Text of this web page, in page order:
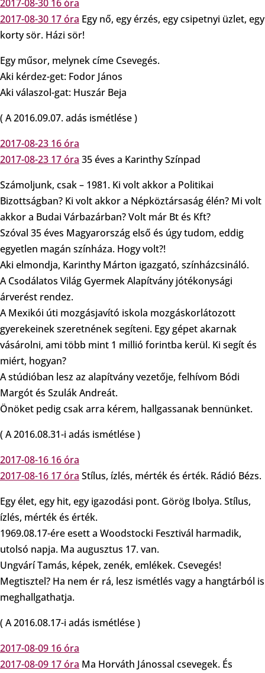
2017-08-30 16 óra
2017-08-30 17 óra Egy nő, egy érzés, egy csipetnyi üzlet, egy
korty sör. Házi sör!
Egy műsor, melynek címe Csevegés.
Aki kérdez-get: Fodor János
Aki válaszol-gat: Huszár Beja
( A 2016.09.07. adás ismétlése )
2017-08-23 16 óra
2017-08-23 17 óra 35 éves a Karinthy Színpad
Számoljunk, csak – 1981. Ki volt akkor a Politikai
Bizottságban? Ki volt akkor a Népköztársaság élén? Mi volt
akkor a Budai Várbazárban? Volt már Bt és Kft?
Szóval 35 éves Magyarország első és úgy tudom, eddig
egyetlen magán színháza. Hogy volt?!
Aki elmondja, Karinthy Márton igazgató, színházcsináló.
A Csodálatos Világ Gyermek Alapítvány jótékonysági
árverést rendez.
A Mexikói úti mozgásjavító iskola mozgáskorlátozott
gyerekeinek szeretnének segíteni. Egy gépet akarnak
vásárolni, ami több mint 1 millió forintba kerül. Ki segít és
miért, hogyan?
A stúdióban lesz az alapítvány vezetője, felhívom Bódi
Margót és Szulák Andreát.
Önöket pedig csak arra kérem, hallgassanak bennünket.
( A 2016.08.31-i adás ismétlése )
2017-08-16 16 óra
2017-08-16 17 óra Stílus, ízlés, mérték és érték. Rádió Bézs.
Egy élet, egy hit, egy igazodási pont. Görög Ibolya. Stílus,
ízlés, mérték és érték.
1969.08.17-ére esett a Woodstocki Fesztivál harmadik,
utolsó napja. Ma augusztus 17. van.
Ungvárí Tamás, képek, zenék, emlékek. Csevegés!
Megtisztel? Ha nem ér rá, lesz ismétlés vagy a hangtárból is
meghallgathatja.
( A 2016.08.17-i adás ismétlése )
2017-08-09 16 óra
2017-08-09 17 óra Ma Horváth Jánossal csevegek. És